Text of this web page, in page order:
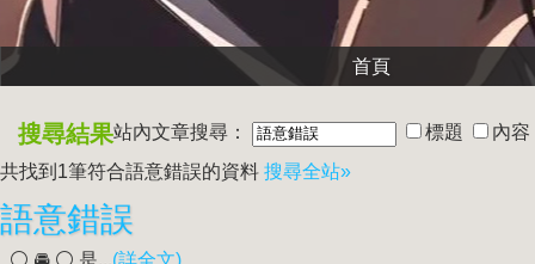
首頁
搜尋結果站內文章搜尋： 標題
內容
共找到1筆符合語意錯誤的資料 搜尋全站»
語意錯誤
⚪️ 🚘 ⚪️ 是...(詳全文)